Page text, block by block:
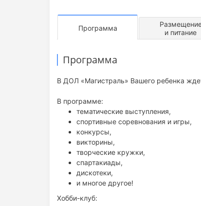
Программа
и питание
Программа
В ДОЛ «Магистраль» Вашего ребенка
В программе:
тематические выступления,
спортивные соревнования и игры,
конкурсы,
викторины,
творческие кружки,
спартакиады,
дискотеки,
и многое другое!
Хобби-клуб: